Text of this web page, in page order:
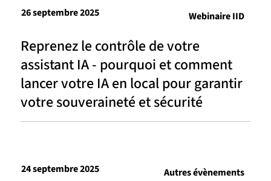
Reprenez le contrôle de votre
assistant IA - pourquoi et comment
lancer votre IA en local pour garantir
votre souveraineté et sécurité
26 septembre 2025 Webinaire IID
24 septembre 2025 Autres évènements